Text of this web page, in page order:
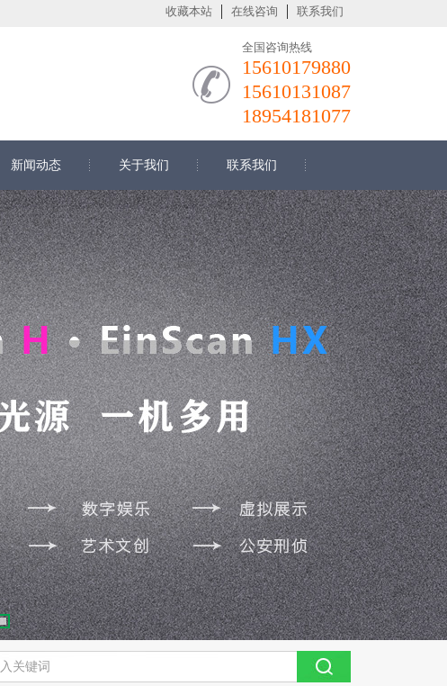
收藏本站 在线咨询 联系我们
全国咨询热线
15610179880
15610131087
18954181077
新闻动态 关于我们 联系我们